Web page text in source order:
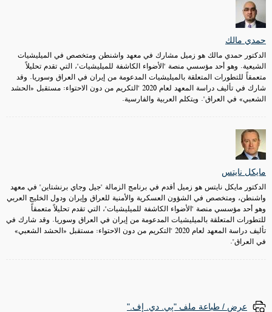
حمدي مالك
الدكتور حمدي مالك هو زميل مشارك في معهد واشنطن ومتخصص في الميليشيات
الشيعية. وهو أحد مؤسسي منصة "الأضواء الكاشفة للميليشيات"، التي تقدم تحليلاً
متعمقاً للتطورات المتعلقة بالميليشيات المدعومة من إيران في العراق وسوريا. وقد
شارك في تأليف دراسة المعهد لعام 2020 "التكريم من دون الاحتواء: مستقبل «الحشد
الشعبي» في العراق". ويتكلم العربية والفارسية.
مايكل نايتس
الدكتور مايكل نايتس هو زميل أقدم في برنامج الزمالة "جيل وجاي برنشتاين" في معهد
واشنطن، ومتخصص في الشؤون العسكرية والأمنية للعراق وإيران ودول الخليج العربي
وهو أحد مؤسسي منصة "الأضواء الكاشفة للميليشيات"، التي تقدم تحليلاً متعمقاً
للتطورات المتعلقة بالميليشيات المدعومة من إيران في العراق وسوريا. وقد شارك في
تأليف دراسة المعهد لعام 2020 "التكريم من دون الاحتواء: مستقبل «الحشد الشعبي»
في العراق".
عرض / طباعة ملف "پي. دي. إف."